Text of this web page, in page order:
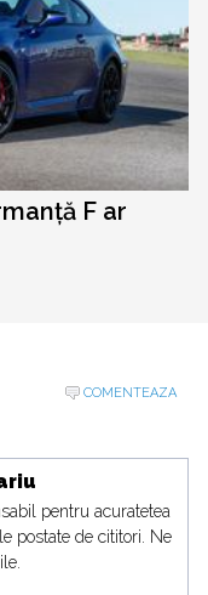
F ar
COMENTEAZA
pentru acuratetea
postate de cititori. Ne